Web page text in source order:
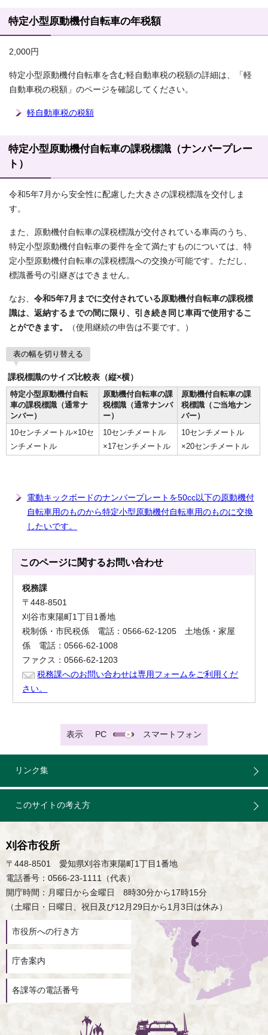
特定小型原動機付自転車の年税額
2,000円
特定小型原動機付自転車を含む軽自動車税の税額の詳細は、「軽
自動車税の税額」のページを確認してください。
軽自動車税の税額
特定小型原動機付自転車の課税標識（ナンバープレー
ト）
令和5年7月から安全性に配慮した大きさの課税標識を交付しま
す。
また、原動機付自転車の課税標識が交付されている車両のうち、
特定小型原動機付自転車の要件を全て満たすものについては、特
定小型原動機付自転車の課税標識への交換が可能です。ただし、
標識番号の引継ぎはできません。
なお、 令和5年7月までに交付されている原動機付自転車の課税標
識は、返納するまでの間に限り、引き続き同じ車両で使用するこ
とができます。
（使用継続の申告は不要です。）
表の幅を切り替える
課税標識のサイズ比較表（縦×横）
特定小型原動機付自転
車の課税標識（通常ナ
ンバー）
原動機付自転車の課
税標識（通常ナンバ
ー）
原動機付自転車の課
税標識（ご当地ナン
バー）
10センチメートル×10セ
ンチメートル
10センチメートル
×17センチメートル
10センチメートル
×20センチメートル
電動キックボードのナンバープレートを50cc以下の原動機付
自転車用のものから特定小型原動機付自転車用のものに交換
したいです。
このページに関するお問い合わせ
税務課
〒448-8501
刈谷市東陽町1丁目1番地
税制係・市民税係 電話：0566-62-1205 土地係・家屋
係 電話：0566-62-1008
ファクス：0566-62-1203
税務課へのお問い合わせは専用フォームをご利用くだ
さい。
表示 PC スマートフォン
リンク集
このサイトの考え方
刈谷市役所
〒448-8501 愛知県刈谷市東陽町1丁目1番地
電話番号：0566-23-1111（代表）
開庁時間：月曜日から金曜日 8時30分から17時15分
（土曜日・日曜日、祝日及び12月29日から1月3日は休み）
市役所への行き方
庁舎案内
各課等の電話番号